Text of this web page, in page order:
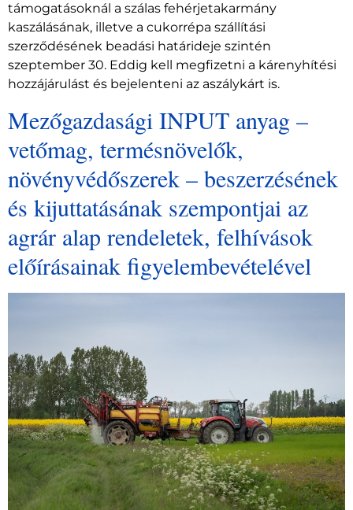
támogatásoknál a szálas fehérjetakarmány
kaszálásának, illetve a cukorrépa szállítási
szerződésének beadási határideje szintén
szeptember 30. Eddig kell megfizetni a kárenyhítési
hozzájárulást és bejelenteni az aszálykárt is.
Mezőgazdasági INPUT anyag –
vetőmag, termésnövelők,
növényvédőszerek – beszerzésének
és kijuttatásának szempontjai az
agrár alap rendeletek, felhívások
előírásainak figyelembevételével